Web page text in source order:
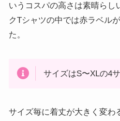
いうコスパの高さは素晴らし
クTシャツの中では赤ラベル
た。
サイズはS〜XLの4
サイズ毎に着丈が大きく変わ